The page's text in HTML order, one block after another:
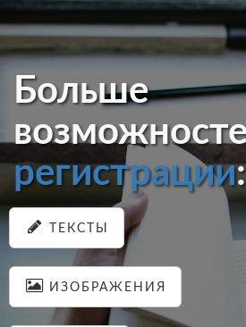
Больше
регистрации:
ТЕКСТЫ
ИЗОБРАЖЕНИЯ